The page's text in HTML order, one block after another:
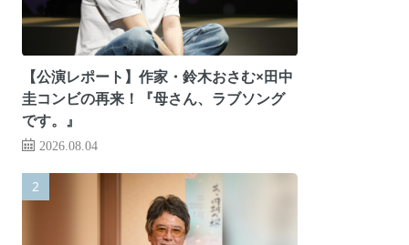
【公演レポート】作家・鈴木おさむ×田中
圭コンビの再来！『母さん、ラブソング
です。』
2026.08.04